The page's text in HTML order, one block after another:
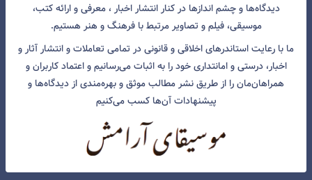
دیدگاه‌ها و چشم انداز‌ها در کنار انتشار اخبار ، معرفی و ارائه کتب،
موسیقی، فیلم و تصاویر مرتبط با فرهنگ و هنر هستیم.
ما با رعایت استاندرهای اخلاقی و قانونی در تمامی تعاملات و انتشار آثار و
اخبار، درستی و امانتداری خود را به اثبات می‌رسانیم و اعتماد کاربران و
همراهان‌مان را از طریق نشر مطالب موثق و بهره‌مندی از دیدگاه‌ها و
پیشنهادات آن‌ها کسب می‌کنیم